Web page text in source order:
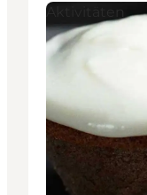
Aktivitäten